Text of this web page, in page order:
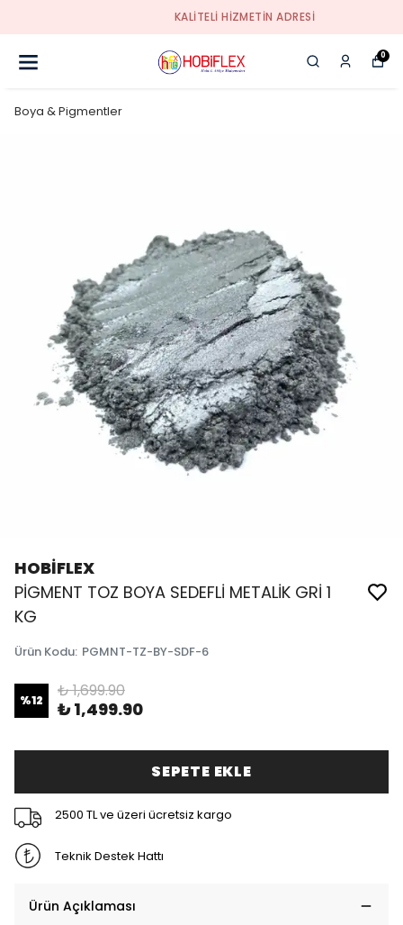
KALİTELİ HİZMETİN ADRESİ
0
Boya & Pigmentler
HOBİFLEX
PİGMENT TOZ BOYA SEDEFLİ METALİK GRİ 1
KG
Ürün Kodu: PGMNT-TZ-BY-SDF-6
%12 ₺ 1,699.90
₺ 1,499.90
SEPETE EKLE
2500 TL ve üzeri ücretsiz kargo
Teknik Destek Hattı
Ürün Açıklaması